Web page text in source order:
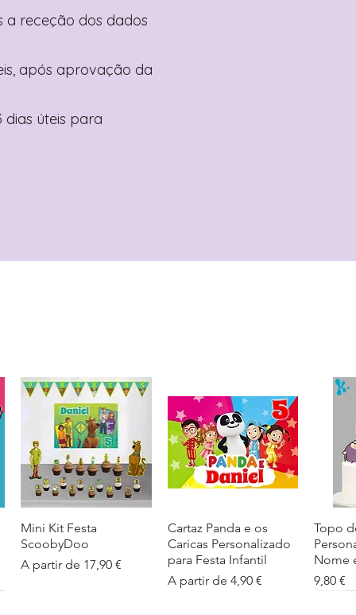
a receção dos dados
após aprovação da
dias úteis para
Visualização rápida
Mini Kit Festa
ScoobyDoo
A partir de 17,90 €
Preço promocional
Visualização rápida
Cartaz Panda e os
Caricas Personalizado
para Festa Infantil
A partir de 4,90 €
Preço promocional
Topo
Nome
Preço
9,80 €